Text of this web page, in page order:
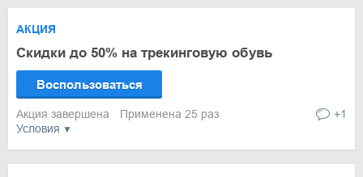
Условия
АКЦИЯ
Скидки до 50% на трекинговую обувь
Воспользоваться
Акция завершена Применена 25 раз +1